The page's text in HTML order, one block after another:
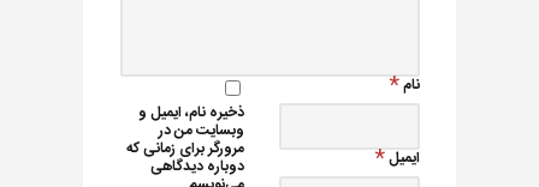
نام
ایمیل
ذخیره نام، ایمیل و
وبسایت من در
مرورگر برای زمانی که
دوباره دیدگاهی